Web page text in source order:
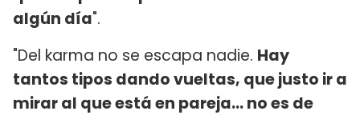
algún día".
"Del karma no se escapa nadie. Hay
tantos tipos dando vueltas, que justo ir a
mirar al que está en pareja... no es de